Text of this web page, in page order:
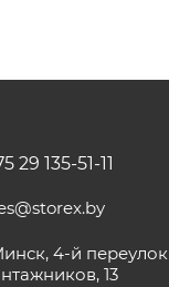
29 135-51-11
4-й переулок
13